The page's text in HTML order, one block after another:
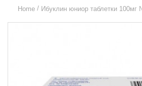
Home / Ибуклин юниор таблетки 100мг